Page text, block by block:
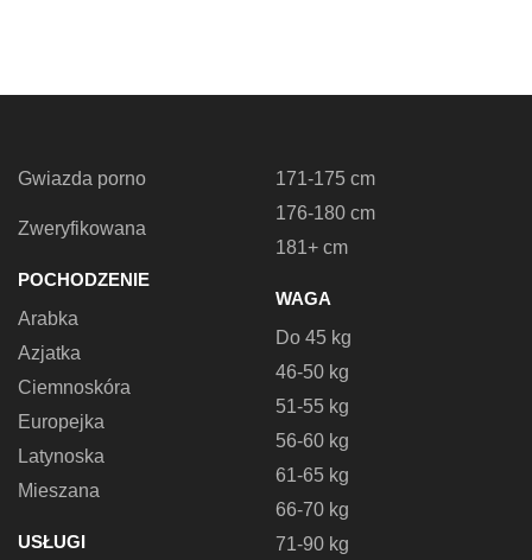
Gwiazda porno
Zweryfikowana
POCHODZENIE
Arabka
Azjatka
Ciemnoskóra
Europejka
Latynoska
Mieszana
USŁUGI
171-175 cm
176-180 cm
181+ cm
WAGA
Do 45 kg
46-50 kg
51-55 kg
56-60 kg
61-65 kg
66-70 kg
71-90 kg